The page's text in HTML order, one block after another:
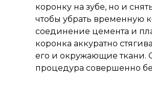
клинику:
врача:
и время приёма:
коронку на зубе, но и
чтобы убрать временную
соединение цемента и
коронка аккуратно
его и окружающие ткани.
процедура совершенно